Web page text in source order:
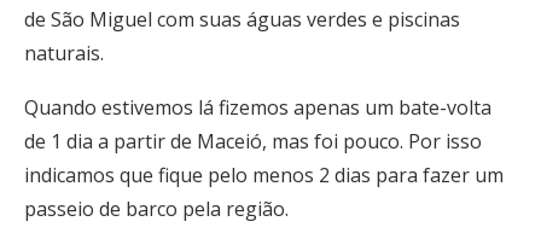
de São Miguel com suas águas verdes e piscinas
naturais.
Quando estivemos lá fizemos apenas um bate-volta
de 1 dia a partir de Maceió, mas foi pouco. Por isso
indicamos que fique pelo menos 2 dias para fazer um
passeio de barco pela região.